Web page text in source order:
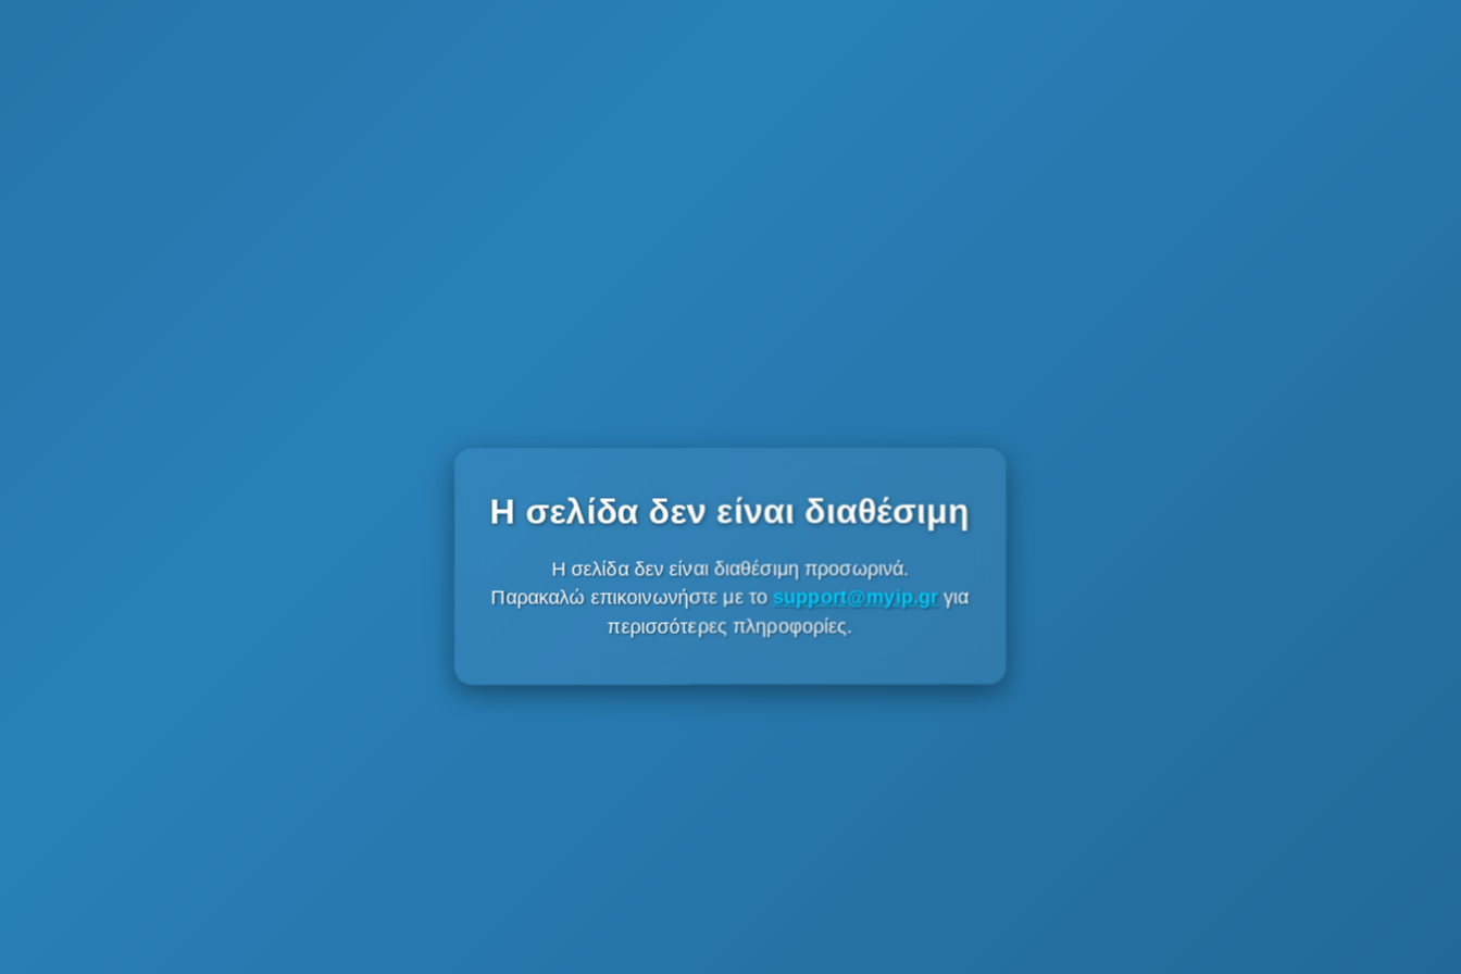
Η σελίδα δεν είναι διαθέσιμη
Η σελίδα δεν είναι διαθέσιμη προσωρινά.
Παρακαλώ επικοινωνήστε με το support@myip.gr για
περισσότερες πληροφορίες.